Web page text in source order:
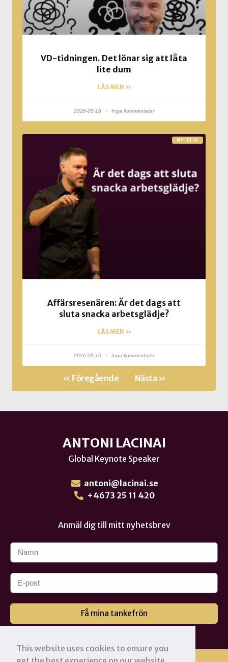
This website uses cookies to ensure you
VD-tidningen. Det lönar sig att låta
lite dum
LÄS MER »
2026-05-16 Inga kommentarer
NYHETER
Affärsresenären: Är det dags att
sluta snacka arbetsglädje?
LÄS MER »
2026-03-10 Inga kommentarer
« Föregående Nästa »
ANTONI LACINAI
Global Keynote Speaker
antoni@lacinai.se
+4673 25 11 420
Anmäl dig till mitt nyhetsbrev
Få mina tankefrön